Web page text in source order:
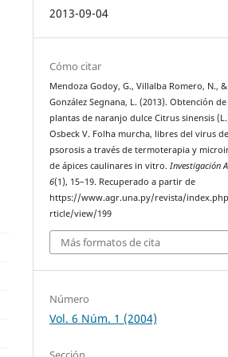
2013-09-04
Cómo citar
Mendoza Godoy, G., Villalba Romero, N., &
González Segnana, L. (2013). Obtención de
plantas de naranjo dulce Citrus sinensis
Osbeck V. Folha murcha, libres del virus
psorosis a través de termoterapia y
de ápices caulinares in vitro.Investigación
6(1), 15–19. Recuperado a partir de
https://www.agr.una.py/revista/
rticle/view/199
Más formatos de cita
Número
Vol. 6 Núm. 1 (2004)